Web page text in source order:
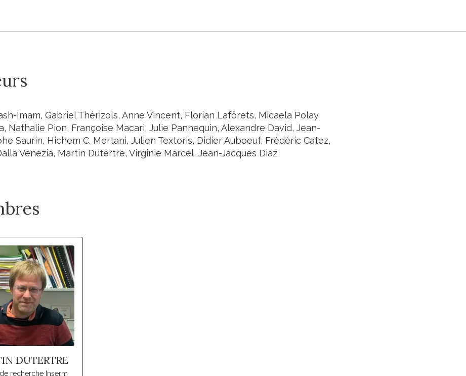
Imam, Gabriel Thérizols, Anne Vincent, Florian Lafôrets, Micaela Polay
Nathalie Pion, Françoise Macari, Julie Pannequin, Alexandre David, Jean-
Saurin, Hichem C. Mertani, Julien Textoris, Didier Auboeuf, Frédéric Catez,
Venezia, Martin Dutertre, Virginie Marcel, Jean-Jacques Diaz
DUTERTRE
recherche Inserm